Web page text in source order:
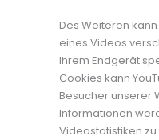
Des Weiteren
eines Videos
Ihrem Endgerät
Cookies kann
Besucher unserer
Informationen
Videostatistiken